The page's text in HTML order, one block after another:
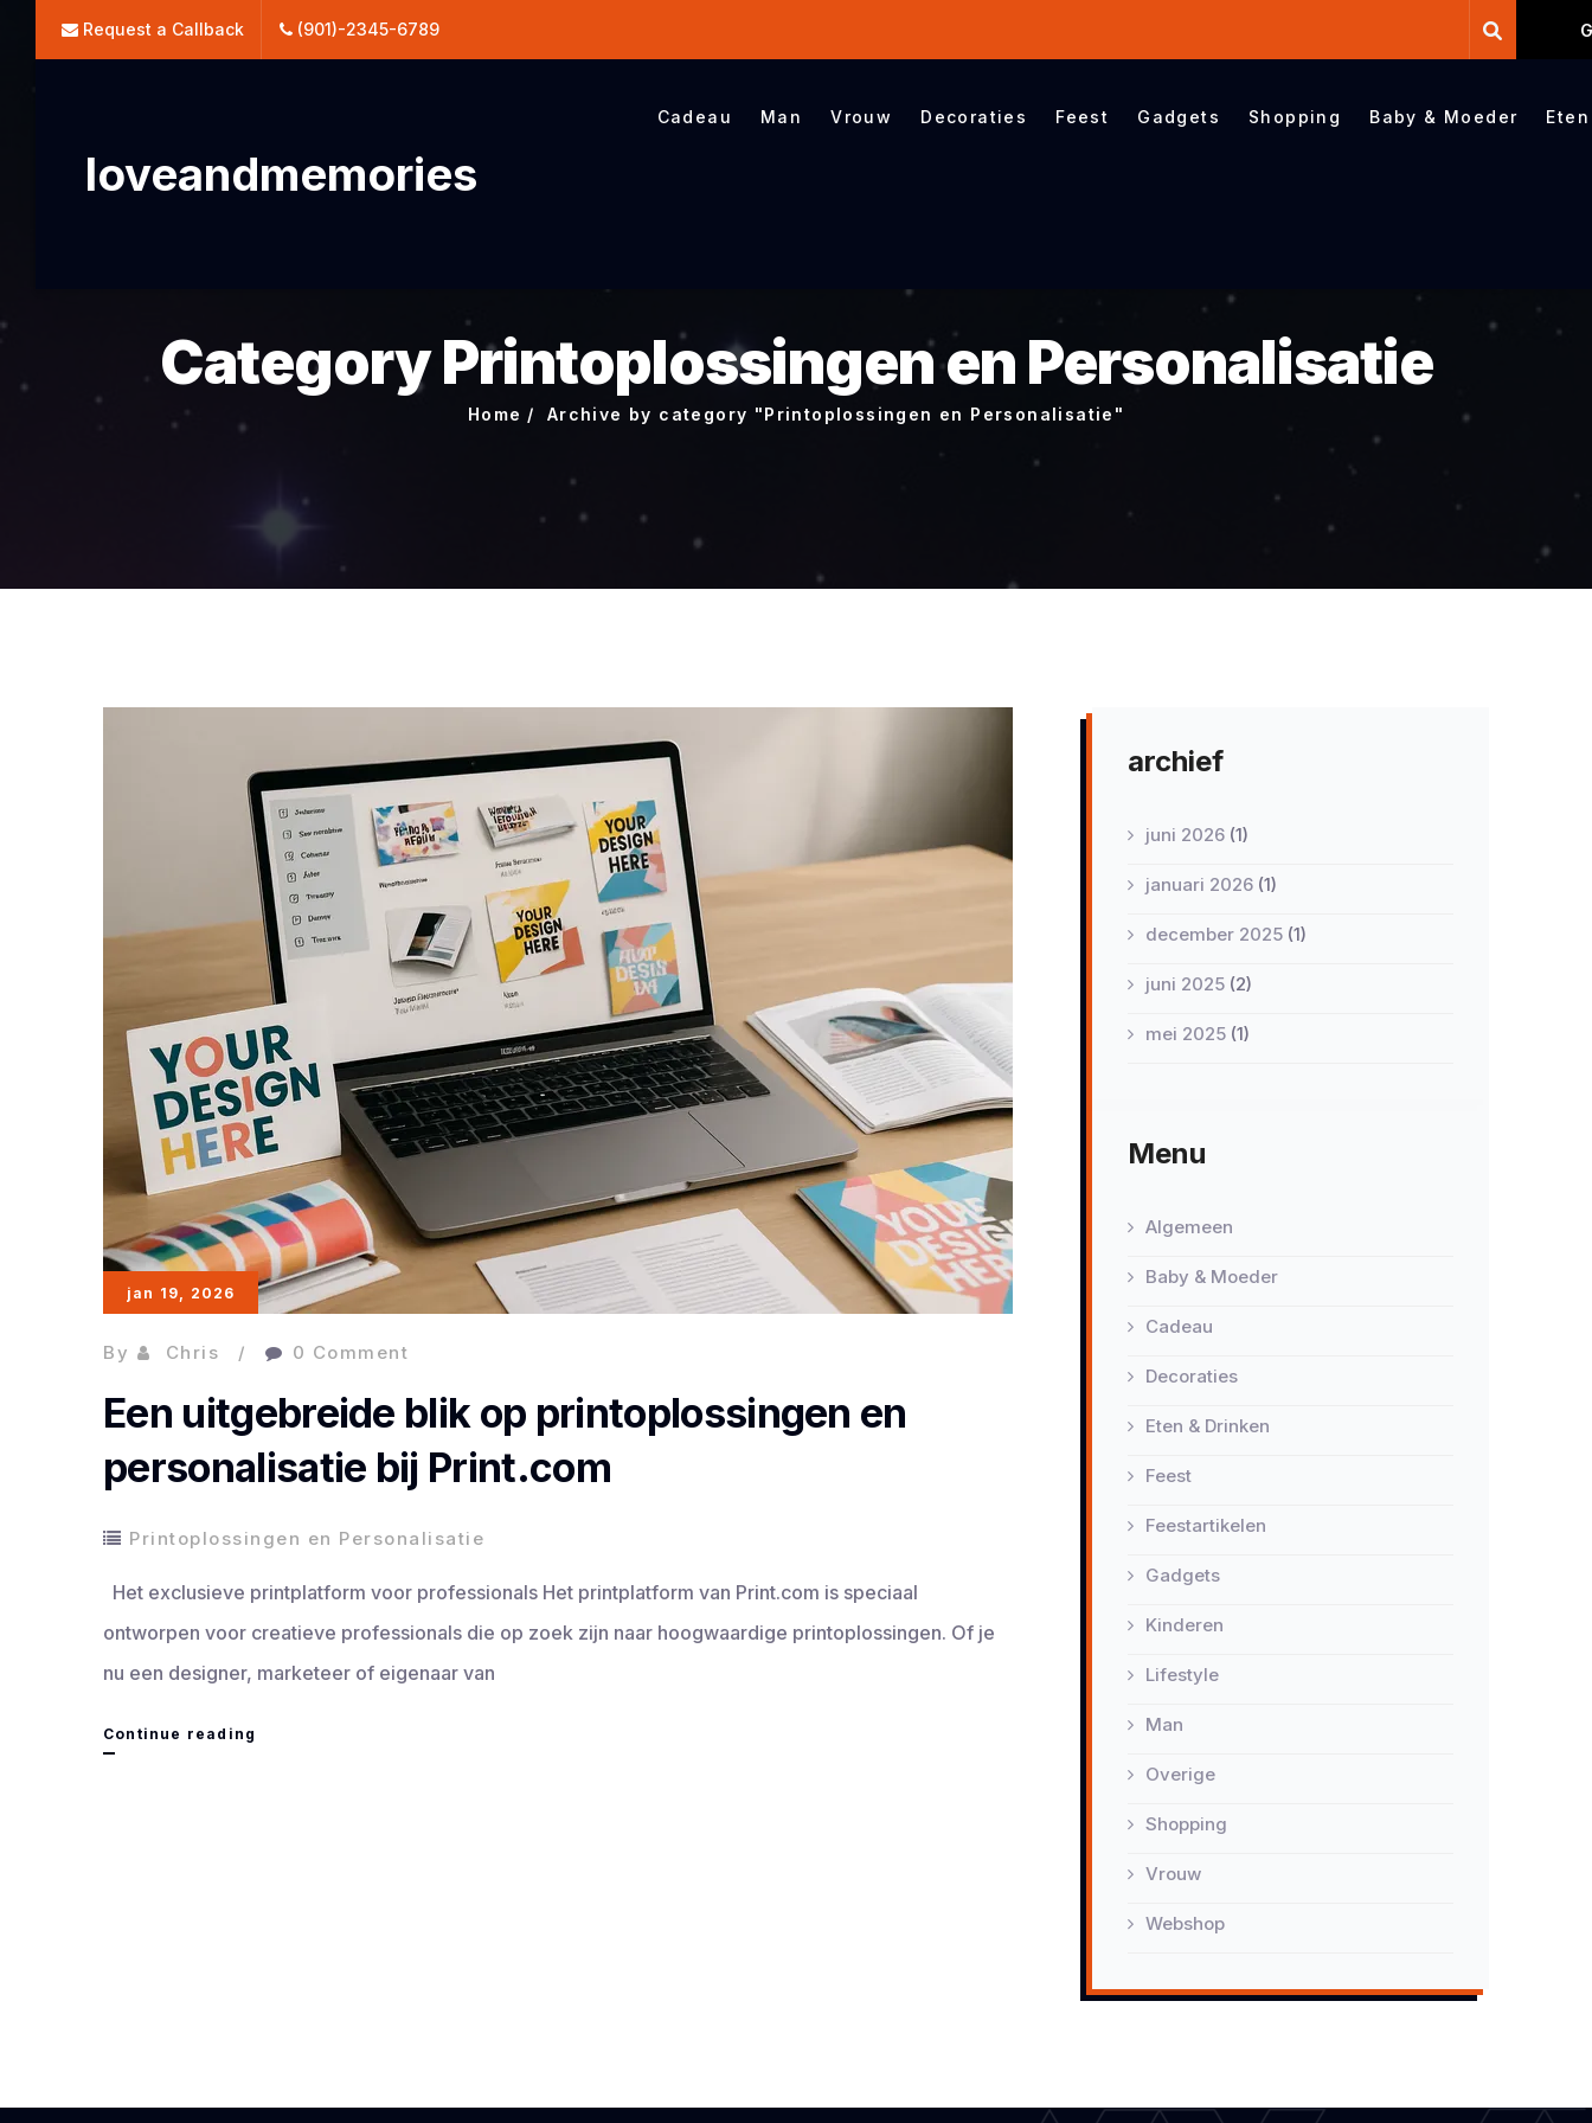
Request a Callback (901)-2345-6789
loveandmemories
Cadeau Man Vrouw Decoraties Feest Gadgets Shopping Baby & Moeder
Category Printoplossingen en Personalisatie
Home Archive by category "Printoplossingen en Personalisatie"
jan 19, 2026
By Chris 0 Comment
Een uitgebreide blik op printoplossingen en
personalisatie bij Print.com
Printoplossingen en Personalisatie
Het exclusieve printplatform voor professionals Het printplatform van Print.com is speciaal
ontworpen voor creatieve professionals die op zoek zijn naar hoogwaardige printoplossingen. Of je
nu een designer, marketeer of eigenaar van
Continue reading
archief
juni 2026 (1)
januari 2026 (1)
december 2025 (1)
juni 2025 (2)
mei 2025 (1)
Menu
Algemeen
Baby & Moeder
Cadeau
Decoraties
Eten & Drinken
Feest
Feestartikelen
Gadgets
Kinderen
Lifestyle
Man
Overige
Shopping
Vrouw
Webshop